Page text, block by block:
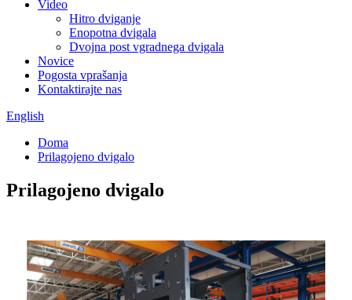
Video
Hitro dviganje
Enopotna dvigala
Dvojna post vgradnega dvigala
Novice
Pogosta vprašanja
Kontaktirajte nas
English
Doma
Prilagojeno dvigalo
Prilagojeno dvigalo